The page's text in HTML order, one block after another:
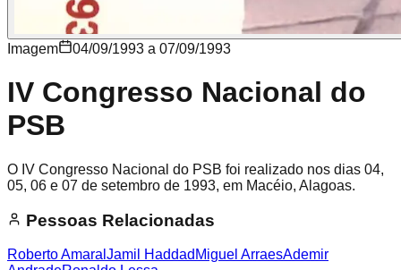
Imagem 04/09/1993 a 07/09/1993
IV Congresso Nacional do
PSB
O IV Congresso Nacional do PSB foi realizado nos dias 04,
05, 06 e 07 de setembro de 1993, em Macéio, Alagoas.
Pessoas Relacionadas
Roberto Amaral Jamil Haddad Miguel ArraesAdemir